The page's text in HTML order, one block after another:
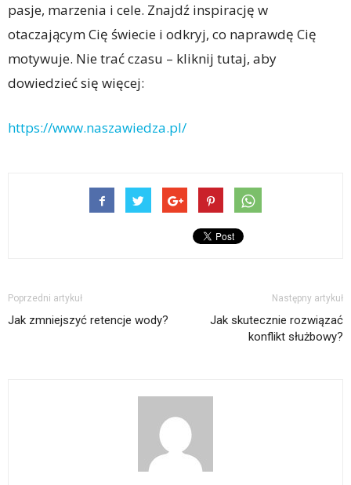
pasje, marzenia i cele. Znajdź inspirację w
otaczającym Cię świecie i odkryj, co naprawdę Cię
motywuje. Nie trać czasu – kliknij tutaj, aby
dowiedzieć się więcej:
https://www.naszawiedza.pl/
Poprzedni artykuł
Jak zmniejszyć retencje wody?
Następny artykuł
Jak skutecznie rozwiązać
konflikt służbowy?